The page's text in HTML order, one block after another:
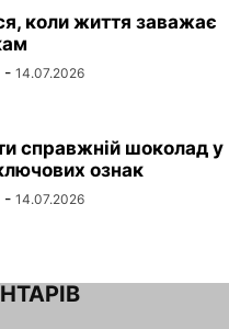
коли життя заважає
- 14.07.2026
справжній шоколад у
ознак
- 14.07.2026